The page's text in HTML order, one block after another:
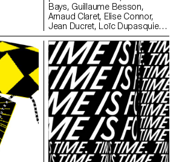
Bays, Guillaume Besson,
Arnaud Claret, Elise Connor,
Jean Ducret, Loïc Dupasquier,
Astrid Durand, Basile Fournier,
Leah Hardy, Lucas Haussener,
Bruno Jolliet, Alexandre
Lescieux, Niki Paltenghi, Noé
Proton, Aurore Péry, Lou Rais,
Jean Reynaud, Arthur Seguin,
Andréa Uldry